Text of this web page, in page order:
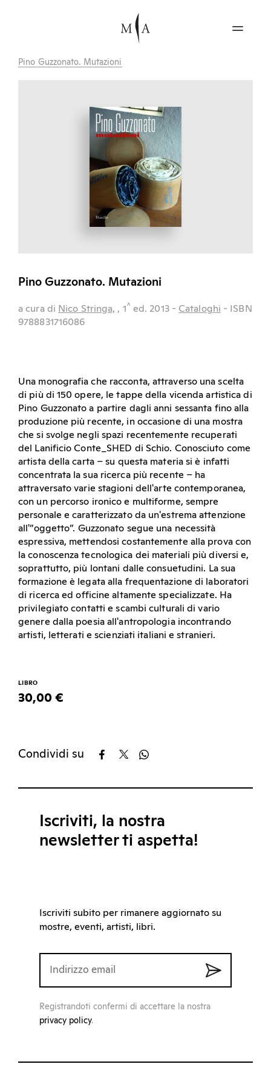
Pino Guzzonato. Mutazioni
Pino Guzzonato. Mutazioni
a cura di Nico Stringa, , 1^ ed. 2013 - Cataloghi - ISBN
9788831716086
Una monografia che racconta, attraverso una scelta
di più di 150 opere, le tappe della vicenda artistica di
Pino Guzzonato a partire dagli anni sessanta fino alla
produzione più recente, in occasione di una mostra
che si svolge negli spazi recentemente recuperati
del Lanificio Conte_SHED di Schio. Conosciuto come
artista della carta – su questa materia si è infatti
concentrata la sua ricerca più recente – ha
attraversato varie stagioni dell'arte contemporanea,
con un percorso ironico e multiforme, sempre
personale e caratterizzato da un'estrema attenzione
all'”oggetto”. Guzzonato segue una necessità
espressiva, mettendosi costantemente alla prova con
la conoscenza tecnologica dei materiali più diversi e,
soprattutto, più lontani dalle consuetudini. La sua
formazione è legata alla frequentazione di laboratori
di ricerca ed officine altamente specializzate. Ha
privilegiato contatti e scambi culturali di vario
genere dalla poesia all'antropologia incontrando
artisti, letterati e scienziati italiani e stranieri.
LIBRO
30,00 €
Condividi su
Iscriviti, la nostra
newsletter ti aspetta!
Iscriviti subito per rimanere aggiornato su
mostre, eventi, artisti, libri.
Registrandoti confermi di accettare la nostra
privacy policy.